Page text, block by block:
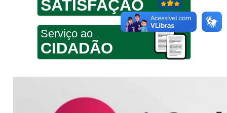
SATISFAÇÃO
Serviço ao
CIDADÃO